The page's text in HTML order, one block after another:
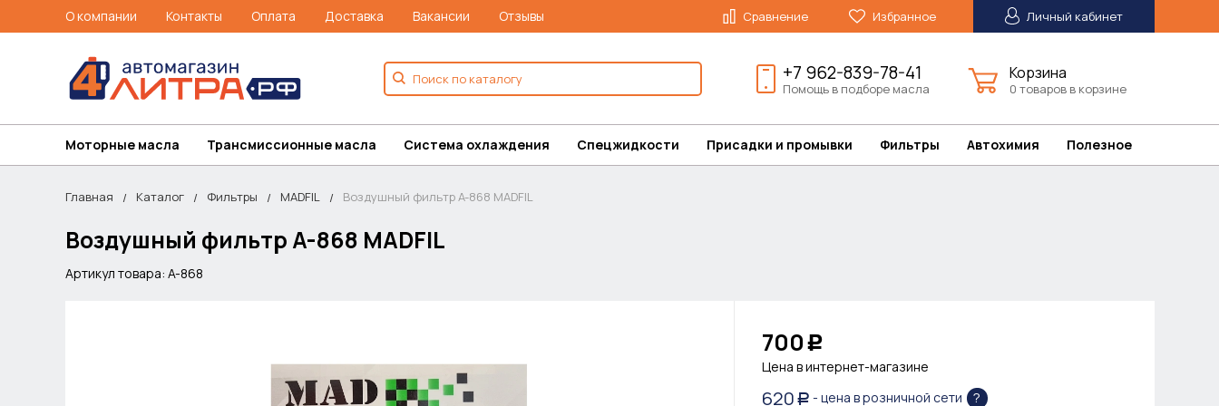
О компании Контакты Оплата Доставка Вакансии Отзывы Сравнение Избранное Личный кабинет
+7 962-839-78-41
Помощь в подборе масла
Корзина
0 товаров в корзине
Моторные масла Трансмиссионные масла Система охлаждения Спецжидкости Присадки и промывки Фильтры Автохимия Полезное
Главная Каталог Фильтры MADFIL Воздушный фильтр A-868 MADFIL
Воздушный фильтр A-868 MADFIL
Артикул товара: A-868
700 Р
Цена в интернет-магазине
620 Р - цена в розничной сети ?